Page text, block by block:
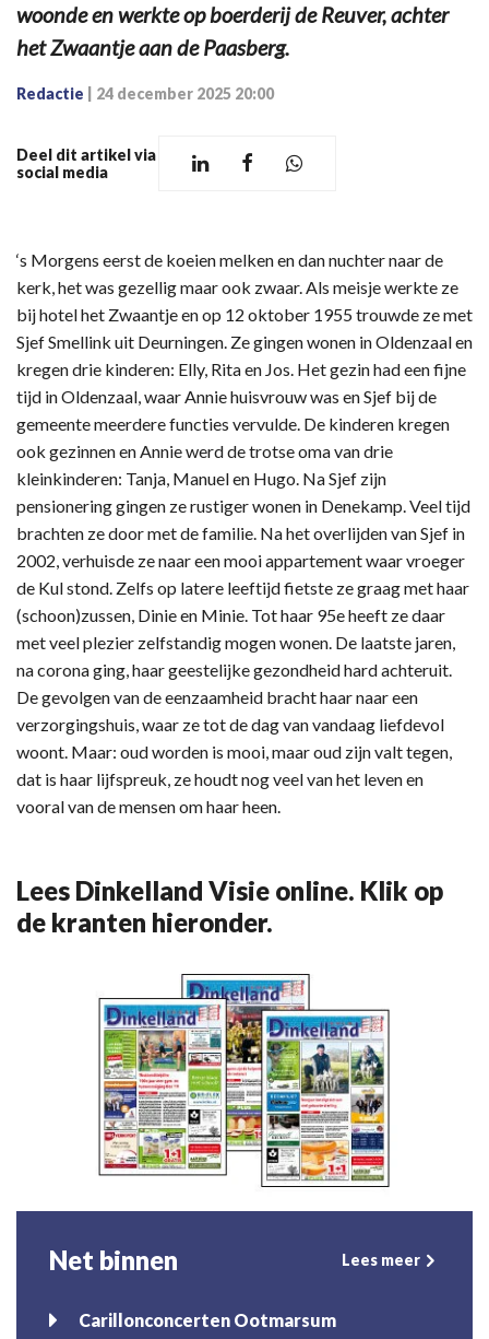
woonde en werkte op boerderij de Reuver, achter
het Zwaantje aan de Paasberg.
Redactie 24 december 2025 20:00
Deel dit artikel via
social media
‘s Morgens eerst de koeien melken en dan nuchter naar de
kerk, het was gezellig maar ook zwaar. Als meisje werkte ze
bij hotel het Zwaantje en op 12 oktober 1955 trouwde ze met
Sjef Smellink uit Deurningen. Ze gingen wonen in Oldenzaal en
kregen drie kinderen: Elly, Rita en Jos. Het gezin had een fijne
tijd in Oldenzaal, waar Annie huisvrouw was en Sjef bij de
gemeente meerdere functies vervulde. De kinderen kregen
ook gezinnen en Annie werd de trotse oma van drie
kleinkinderen: Tanja, Manuel en Hugo. Na Sjef zijn
pensionering gingen ze rustiger wonen in Denekamp. Veel tijd
brachten ze door met de familie. Na het overlijden van Sjef in
2002, verhuisde ze naar een mooi appartement waar vroeger
de Kul stond. Zelfs op latere leeftijd fietste ze graag met haar
(schoon)zussen, Dinie en Minie. Tot haar 95e heeft ze daar
met veel plezier zelfstandig mogen wonen. De laatste jaren,
na corona ging, haar geestelijke gezondheid hard achteruit.
De gevolgen van de eenzaamheid bracht haar naar een
verzorgingshuis, waar ze tot de dag van vandaag liefdevol
woont. Maar: oud worden is mooi, maar oud zijn valt tegen,
dat is haar lijfspreuk, ze houdt nog veel van het leven en
vooral van de mensen om haar heen.
Lees Dinkelland Visie online. Klik op
de kranten hieronder.
Net binnen Lees meer
Carillonconcerten Ootmarsum